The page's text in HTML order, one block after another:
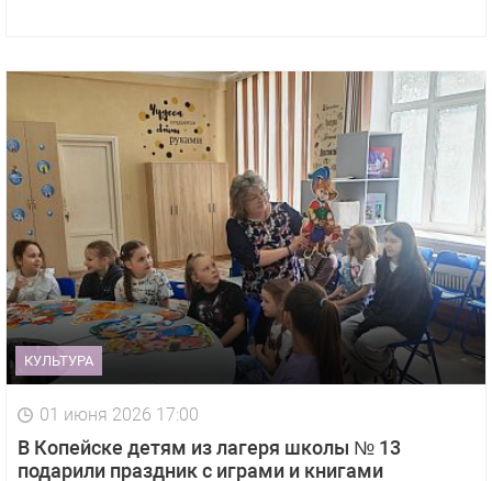
КУЛЬТУРА
01 июня 2026 17:00
В Копейске детям из лагеря школы № 13
подарили праздник с играми и книгами